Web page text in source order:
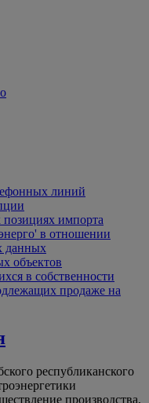
линий
импорта
в отношении
данных
объектов
в собственности
продаже на
республиканского
производства,